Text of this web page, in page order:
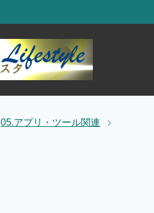
05.アプリ・ツール関連